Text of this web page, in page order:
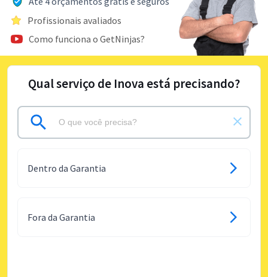
Profissionais avaliados
Como funciona o GetNinjas?
Qual serviço de Inova está precisando?
Dentro da Garantia
Fora da Garantia